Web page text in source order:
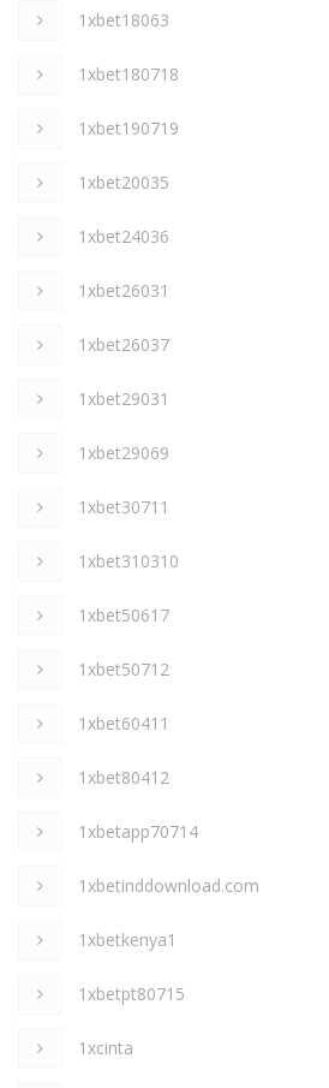
1xbet18063
1xbet180718
1xbet190719
1xbet20035
1xbet24036
1xbet26031
1xbet26037
1xbet29031
1xbet29069
1xbet30711
1xbet310310
1xbet50617
1xbet50712
1xbet60411
1xbet80412
1xbetapp70714
1xbetinddownload.com
1xbetkenya1
1xbetpt80715
1xcinta